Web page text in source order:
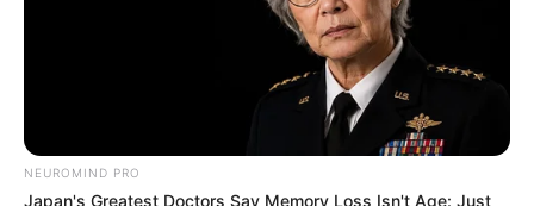
NEUROMIND PRO
Japan's Greatest Doctors Say Memory Loss Isn't Age: Just